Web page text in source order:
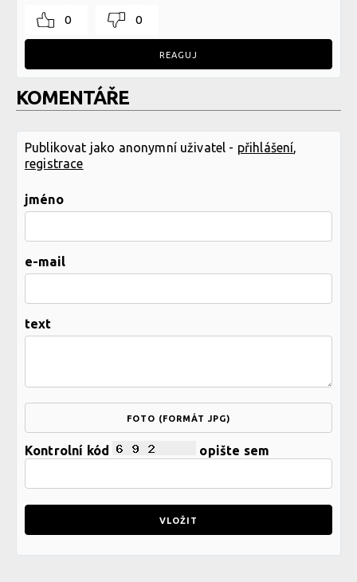
0 0
REAGUJ
KOMENTÁŘE
Publikovat jako anonymní uživatel - přihlášení,
registrace
jméno
e-mail
text
FOTO (FORMÁT JPG)
Kontrolní kód opište sem